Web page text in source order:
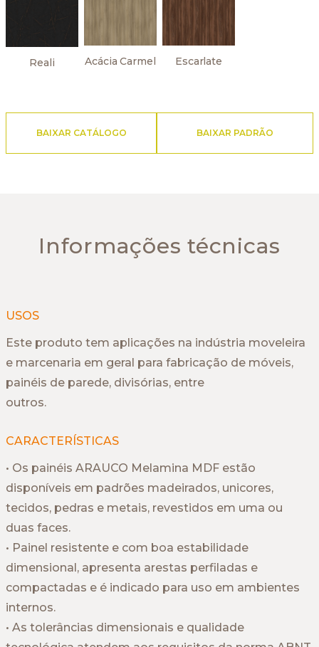
Reali Acácia Carmel Escarlate
BAIXAR CATÁLOGO BAIXAR PADRÃO
Informações técnicas
USOS
Este produto tem aplicações na indústria moveleira
e marcenaria em geral para fabricação de móveis,
painéis de parede, divisórias, entre
outros.
CARACTERÍSTICAS
• Os painéis ARAUCO Melamina MDF estão
disponíveis em padrões madeirados, unicores,
tecidos, pedras e metais, revestidos em uma ou
duas faces.
• Painel resistente e com boa estabilidade
dimensional, apresenta arestas perfiladas e
compactadas e é indicado para uso em ambientes
internos.
• As tolerâncias dimensionais e qualidade